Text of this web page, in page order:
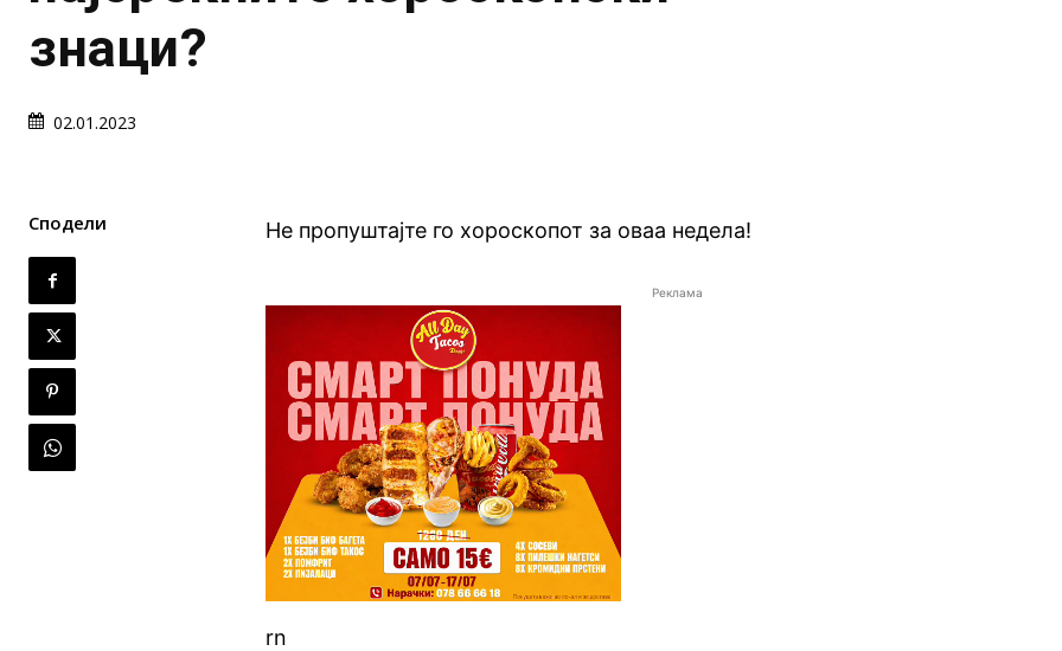
знаци?
02.01.2023
Сподели Не пропуштајте го хороскопот за оваа недела!
Реклама
rn